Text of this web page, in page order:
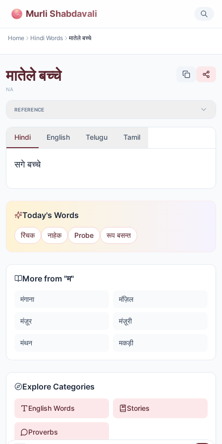
Murli Shabdavali
Home Hindi Words मातेले बच्चे
मातेले बच्चे
NA
REFERENCE
Hindi English Telugu Tamil
सगे बच्चे
Today's Words
रिंचक नाहेक Probe रूप बसन्त
More from "म"
मंगाना मंज़िल
मंज़ूर मंज़ूरी
मंथन मकड़ी
Explore Categories
English Words Stories
Proverbs